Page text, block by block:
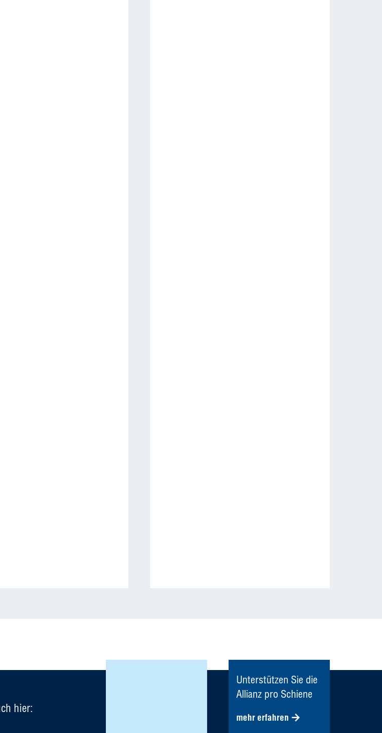
hier:
Unterstützen Sie die
Allianz pro Schiene
mehr erfahren